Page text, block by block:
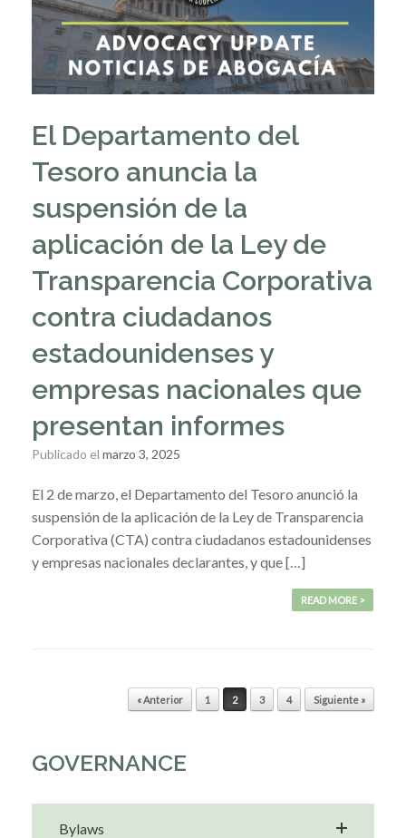
El Departamento del
Tesoro anuncia la
suspensión de la
aplicación de la Ley de
Transparencia Corporativa
contra ciudadanos
estadounidenses y
empresas nacionales que
presentan informes
Publicado el marzo 3, 2025
El 2 de marzo, el Departamento del Tesoro anunció la
suspensión de la aplicación de la Ley de Transparencia
Corporativa (CTA) contra ciudadanos estadounidenses
y empresas nacionales declarantes, y que […]
READ MORE >
« Anterior 1 2 3 4 Siguiente »
GOVERNANCE
Bylaws